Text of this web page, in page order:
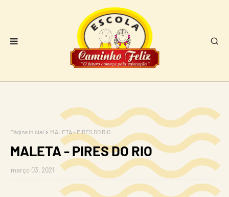
Página inicial MALETA - PIRES DO RIO
MALETA - PIRES DO RIO
março 03, 2021